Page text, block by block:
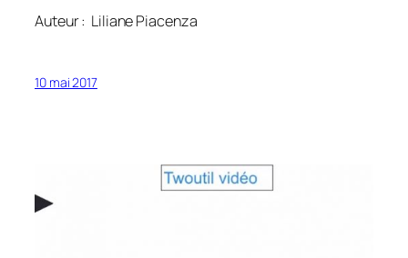
Auteur : Liliane Piacenza
10 mai 2017